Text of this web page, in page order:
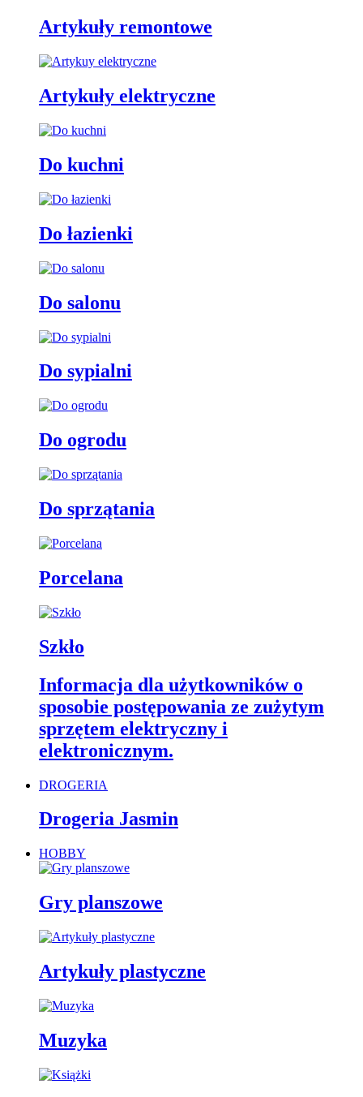
Artykuły remontowe
Artykuły elektryczne
Do kuchni
Do łazienki
Do salonu
Do sypialni
Do ogrodu
Do sprzątania
Porcelana
Szkło
Informacja dla użytkowników o
sposobie postępowania ze zużytym
sprzętem elektryczny i
elektronicznym.
DROGERIA
Drogeria Jasmin
HOBBY
Gry planszowe
Artykuły plastyczne
Muzyka